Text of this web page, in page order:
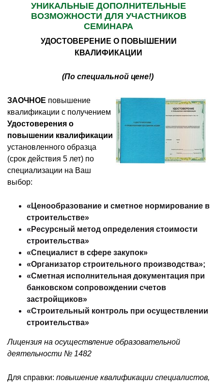
УНИКАЛЬНЫЕ ДОПОЛНИТЕЛЬНЫЕ
ВОЗМОЖНОСТИ ДЛЯ УЧАСТНИКОВ
СЕМИНАРА
УДОСТОВЕРЕНИЕ О ПОВЫШЕНИИ
КВАЛИФИКАЦИИ
(По специальной цене!)
ЗАОЧНОЕ повышение
квалификации с получением
Удостоверения о
повышении квалификации
установленного образца
(срок действия 5 лет) по
специализации на Ваш
выбор:
«Ценообразование и сметное нормирование в
строительстве»
«Ресурсный метод определения стоимости
строительства»
«Специалист в сфере закупок»
«Организатор строительного производства»;
«Сметная исполнительная документация при
банковском сопровождении счетов
застройщиков»
«Строительный контроль при осуществлении
строительства»
Лицензия на осуществление образовательной
деятельности № 1482
Для справки: повышение квалификации специалистов,